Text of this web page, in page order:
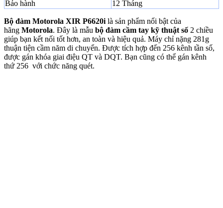
Bảo hành
12 Tháng
Bộ đàm Motorola XIR P6620i là sản phẩm nổi bật của
hãng Motorola. Đây là mẫu bộ đàm cầm tay kỹ thuật số 2 chiều
giúp bạn kết nối tốt hơn, an toàn và hiệu quả. Máy chỉ nặng 281g
thuận tiện cầm năm di chuyển. Được tích hợp đến 256 kênh tần số,
được gán khóa giai điệu QT và DQT. Bạn cũng có thể gán kênh
thứ 256 với chức năng quét.